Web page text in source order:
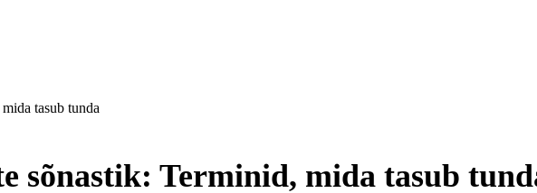
tasub tunda
sõnastik: Terminid, mida tasub